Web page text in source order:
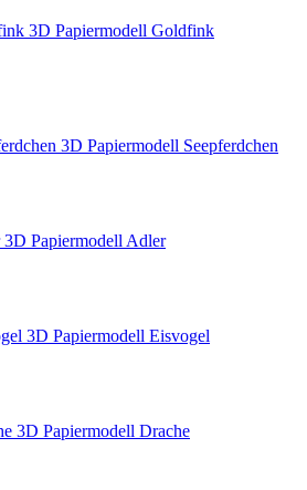
3D Papiermodell Goldfink
3D Papiermodell Seepferdchen
3D Papiermodell Adler
3D Papiermodell Eisvogel
3D Papiermodell Drache